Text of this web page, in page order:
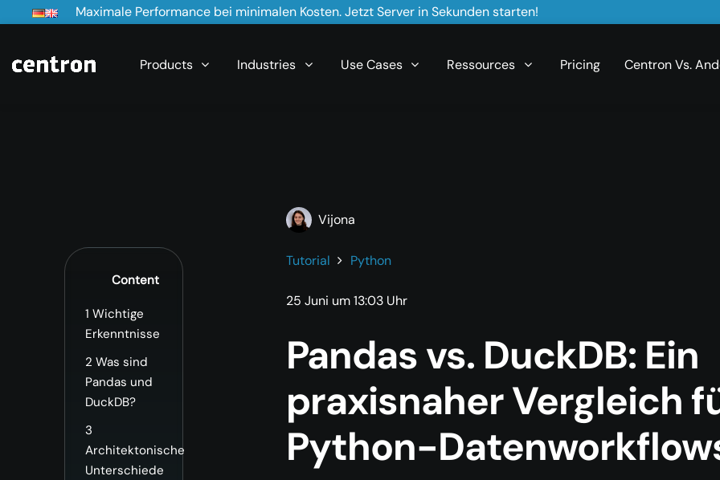
Maximale Performance bei minimalen Kosten. Jetzt Server in Sekunden starten!
Products Industries Use Cases Ressources Pricing Centron Vs.
Content
1 Wichtige
Erkenntnisse
2 Was sind
Pandas und
DuckDB?
3
Architektonische
Unterschiede
Vijona
Tutorial Python
25 Juni um 13:03 Uhr
Pandas vs. DuckDB: Ein
praxisnaher Vergleich
Python-